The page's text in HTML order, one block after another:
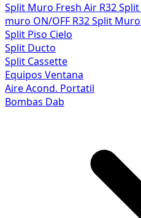
Split Muro Fresh Air R32
muro ON/OFF R32Split
Split Piso Cielo
Split Ducto
Split Cassette
Equipos Ventana
Aire Acond. Portatil
Bombas Dab